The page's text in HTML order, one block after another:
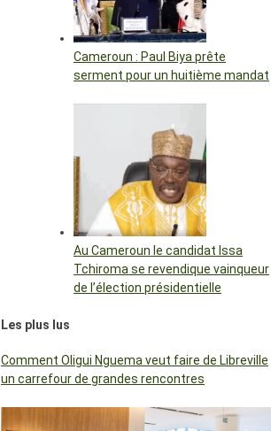
Cameroun : Paul Biya prête
serment pour un huitième mandat
Au Cameroun le candidat Issa
Tchiroma se revendique vainqueur
de l’élection présidentielle
Les plus lus
Comment Oligui Nguema veut faire de Libreville
un carrefour de grandes rencontres